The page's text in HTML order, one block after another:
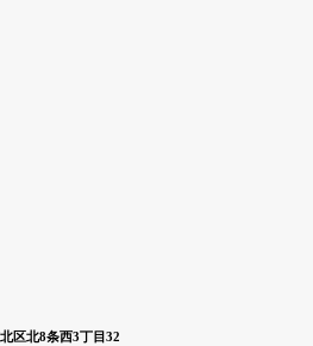
区北8条西3丁目32